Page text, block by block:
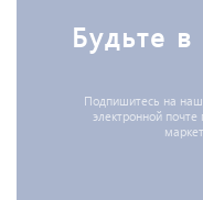
Будьте
Подпишитесь на
электронной